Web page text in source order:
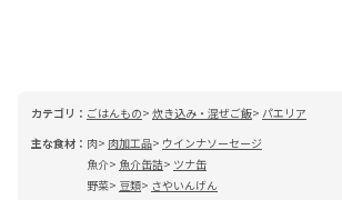
カテゴリ： ごはんもの 炊き込み・混ぜご飯
パエリア
主な食材： 肉 肉加工品
ウインナソーセージ
魚介
魚介缶詰
ツナ缶
野菜
豆類
さやいんげん